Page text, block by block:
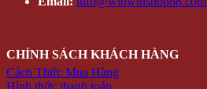
CHÍNH SÁCH KHÁCH HÀNG
Cách Thức Mua Hàng